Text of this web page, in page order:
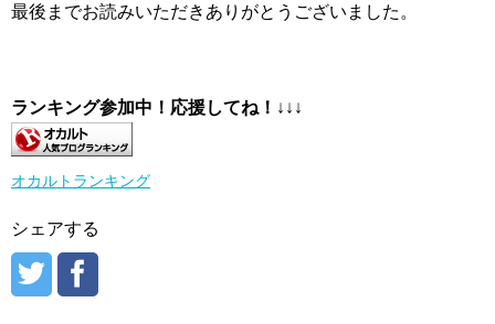
最後までお読みいただきありがとうございました。
ランキング参加中！応援してね！ ↓↓↓
オカルトランキング
シェアする